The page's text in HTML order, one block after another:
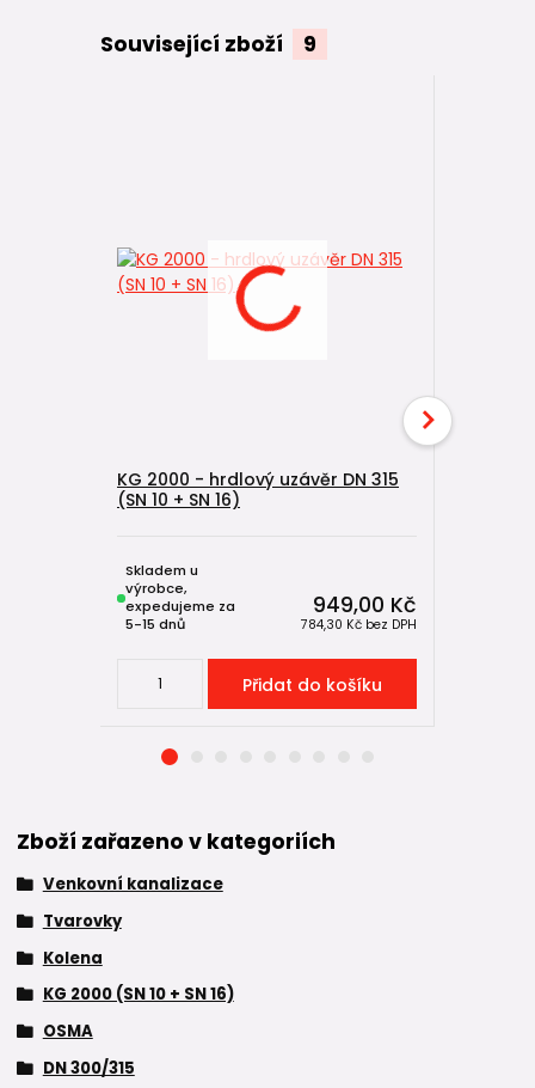
Související zboží 9
KG 2000 - hrdlový uzávěr DN 315
(SN 10 + SN 16)
949,00 Kč
784,30 Kč bez DPH
Skladem u
výrobce,
expedujeme za
5-15 dnů
Přidat do košíku
Zboží zařazeno v kategoriích
Venkovní kanalizace
Tvarovky
Kolena
KG 2000 (SN 10 + SN 16)
OSMA
DN 300/315